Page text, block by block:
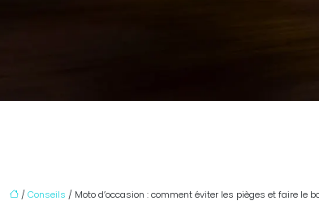
/Conseils / Moto d’occasion : comment éviter les pièges et faire le